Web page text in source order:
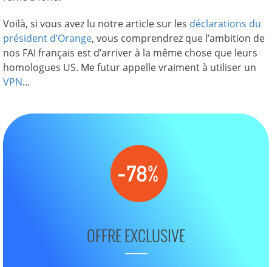
Voilà, si vous avez lu notre article sur les déclarations du
président d’Orange, vous comprendrez que l’ambition de
nos FAI français est d’arriver à la même chose que leurs
homologues US. Me futur appelle vraiment à utiliser un
VPN…
OFFRE EXCLUSIVE